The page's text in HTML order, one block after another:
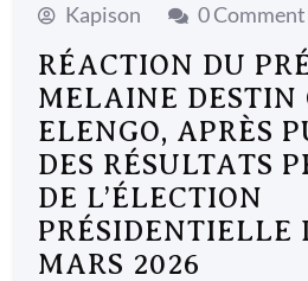
Kapison 0 Comment
RÉACTION DU
MELAINE DESTIN
ELENGO, APRÈS
DES RÉSULTATS
DE L’ÉLECTION
PRÉSIDENTIELLE
MARS 2026